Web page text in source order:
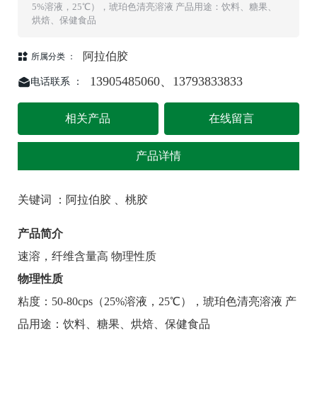
5%溶液，25℃），琥珀色清亮溶液 产品用途：饮料、糖果、
烘焙、保健食品
所属分类 ： 阿拉伯胶
电话联系 ： 13905485060、13793833833
相关产品 在线留言
产品详情
关键词 ：阿拉伯胶 、桃胶
产品简介
速溶，纤维含量高 物理性质
物理性质
粘度：50-80cps（25%溶液，25℃），琥珀色清亮溶液 产
品用途：饮料、糖果、烘焙、保健食品